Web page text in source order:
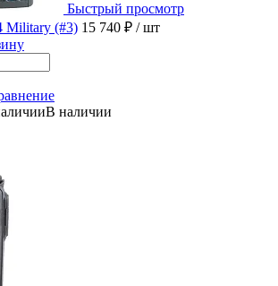
Быстрый просмотр
Military (#3) 15 740 ₽ / шт
В наличии